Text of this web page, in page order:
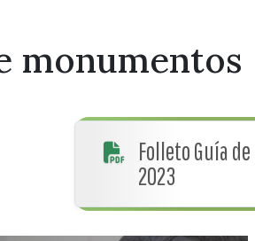
monumentos
Folleto Guía
2023